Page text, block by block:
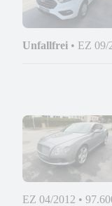
Unfallfrei • EZ 09/
EZ 04/2012 •